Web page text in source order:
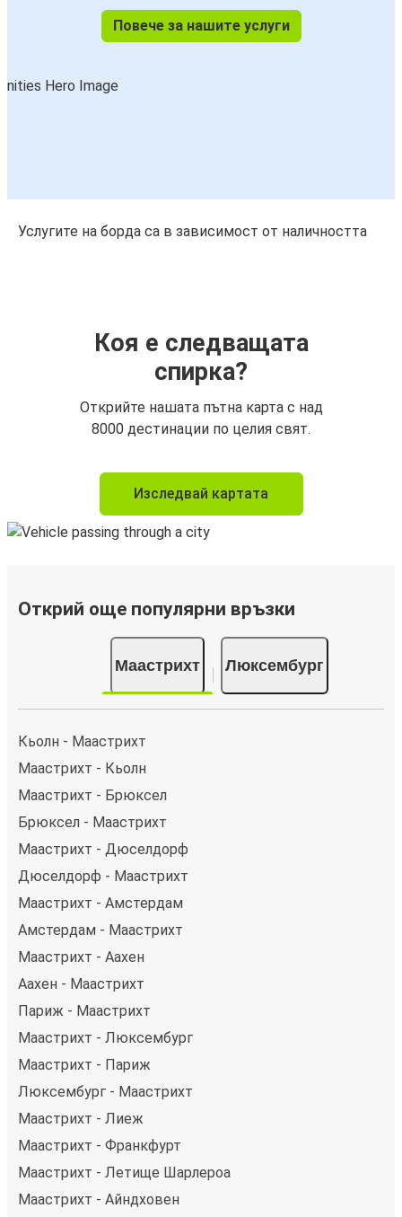
Повече за нашите услуги
Услугите на борда са в зависимост от наличността
Коя е следващата
спирка?
Открийте нашата пътна карта с над
8000 дестинации по целия свят.
Изследвай картата
Открий още популярни връзки
Маастрихт Люксембург
Кьолн - Маастрихт
Маастрихт - Кьолн
Маастрихт - Брюксел
Брюксел - Маастрихт
Маастрихт - Дюселдорф
Дюселдорф - Маастрихт
Маастрихт - Амстердам
Амстердам - Маастрихт
Маастрихт - Аахен
Аахен - Маастрихт
Париж - Маастрихт
Маастрихт - Люксембург
Маастрихт - Париж
Люксембург - Маастрихт
Маастрихт - Лиеж
Маастрихт - Франкфурт
Маастрихт - Летище Шарлероа
Маастрихт - Айндховен